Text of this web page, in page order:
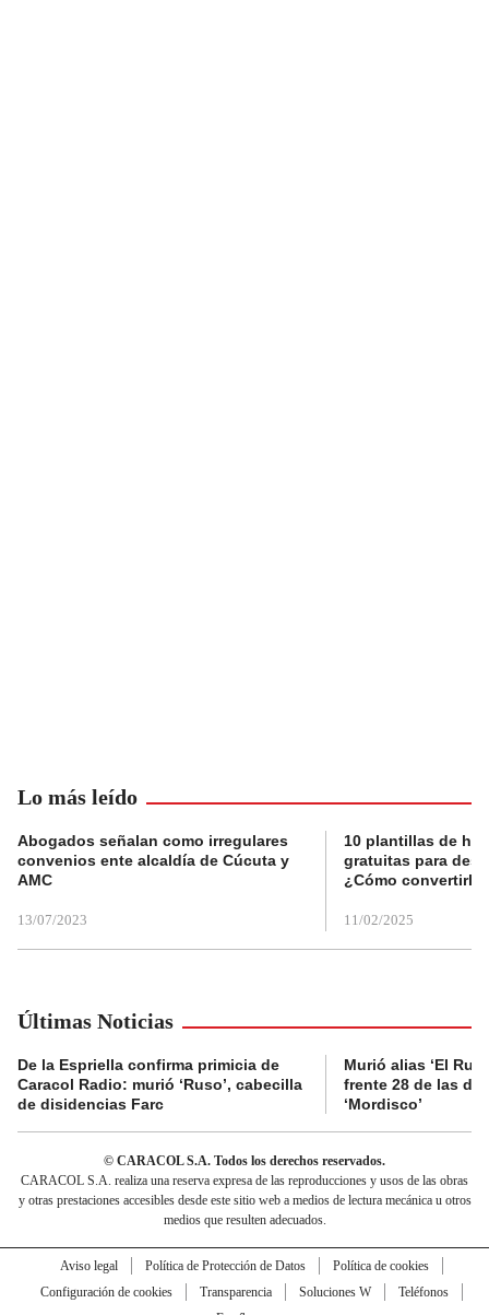
Lo más leído
Abogados señalan como irregulares
convenios ente alcaldía de Cúcuta y
AMC
13/07/2023
10 plantillas de
gratuitas para
¿Cómo convertirla
11/02/2025
Últimas Noticias
De la Espriella confirma primicia de
Caracol Radio: murió ‘Ruso’, cabecilla
de disidencias Farc
Murió alias ‘El
frente 28 de las
‘Mordisco’
© CARACOL S.A. Todos los derechos reservados.
CARACOL S.A. realiza una reserva expresa de las reproducciones y usos de las obras
y otras prestaciones accesibles desde este sitio web a medios de lectura mecánica u otros
medios que resulten adecuados.
Aviso legal Política de Protección de Datos
Política de cookies
Configuración de cookies
Transparencia Soluciones W
Teléfonos